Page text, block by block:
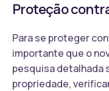
Proteção
Para se proteger
importante que o
pesquisa detalhada
propriedade,